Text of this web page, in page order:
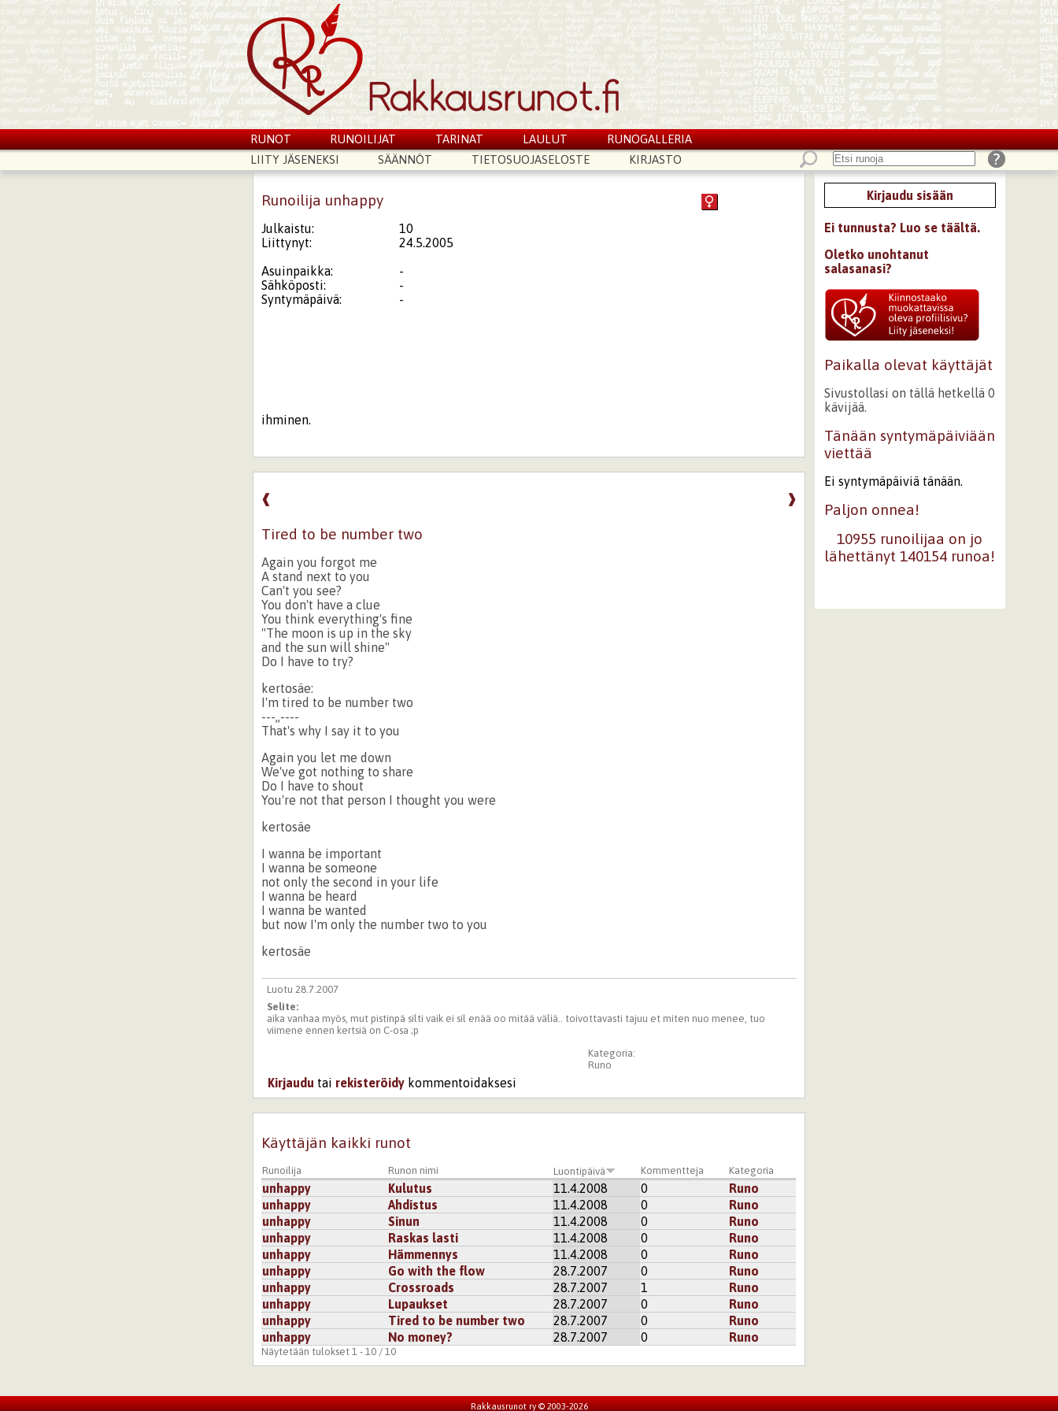
RUNOT RUNOILIJAT TARINAT LAULUT
RUNOGALLERIA
LIITY JÄSENEKSI
SÄÄNNÖT TIETOSUOJASELOSTE KIRJASTO
Runoilija unhappy
Julkaistu:
10
Liittynyt:
24.5.2005
Asuinpaikka:
-
Sähköposti:
-
Syntymäpäivä:
-
ihminen.
❱
❰
Tired to be number two
Again you forgot me
A stand next to you
Can't you see?
You don't have a clue
You think everything's fine
"The moon is up in the sky
and the sun will shine"
Do I have to try?
kertosäe:
I'm tired to be number two
---,,----
That's why I say it to you
Again you let me down
We've got nothing to share
Do I have to shout
You're not that person I thought you were
kertosäe
I wanna be important
I wanna be someone
not only the second in your life
I wanna be heard
I wanna be wanted
but now I'm only the number two to you
kertosäe
Luotu 28.7.2007
Selite:
aika vanhaa myös, mut pistinpä silti vaik ei sil enää oo mitää väliä.. toivottavasti tajuu et miten nuo menee, tuo
viimene ennen kertsiä on C-osa ;p
Kategoria:
Runo
Kirjaudu tai rekisteröidy kommentoidaksesi
Käyttäjän kaikki runot
Runoilija Runon nimi Luontipäivä Kommentteja Kategoria
unhappy Kulutus 11.4.2008 0
Runo
unhappy
Ahdistus 11.4.2008 0
Runo
unhappy
Sinun 11.4.2008 0
Runo
unhappy
Raskas lasti 11.4.2008 0
Runo
unhappy
Hämmennys 11.4.2008 0
Runo
unhappy
Go with the flow 28.7.2007 0
Runo
unhappy
Crossroads 28.7.2007 1
Runo
unhappy
Lupaukset 28.7.2007 0
Runo
unhappy
Tired to be number two 28.7.2007 0
Runo
unhappy
No money? 28.7.2007 0 Runo
Näytetään tulokset 1 - 10 / 10
Kirjaudu sisään
Ei tunnusta? Luo se täältä.
Oletko unohtanut
salasanasi?
Paikalla olevat käyttäjät
Sivustollasi on tällä hetkellä 0
kävijää.
Tänään syntymäpäiviään
viettää
Ei syntymäpäiviä tänään.
Paljon onnea!
10955 runoilijaa on jo
lähettänyt 140154 runoa!
Rakkausrunot ry © 2003-2026